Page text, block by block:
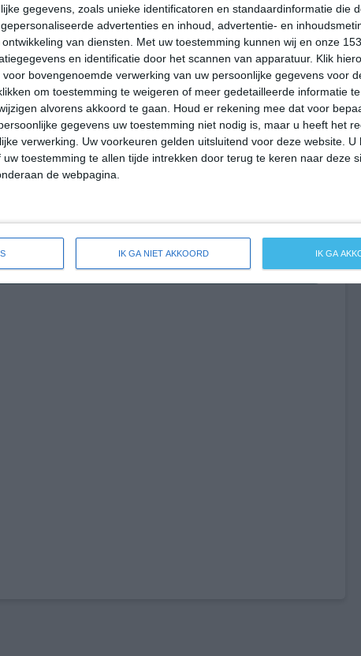
gegevens, zoals unieke identificatoren en standaardinformatie die
advertenties en inhoud, advertentie- en
van diensten.
Met uw toestemming kunnen wij en onze
en identificatie door het scannen van apparatuur. Klik
bovengenoemde verwerking van uw persoonlijke gegevens voor
om toestemming te weigeren of meer gedetailleerde informatie
alvorens akkoord te gaan.
Houd er rekening mee dat voor
gegevens uw toestemming niet nodig is, maar u heeft het
verwerking. Uw voorkeuren gelden uitsluitend voor deze website. U
toestemming te allen tijde intrekken door terug te keren naar deze
de webpagina.
IK GA NIET AKKOORD IK GA
04:00 07:00 10:00 13:00
04:00 07:00 10:00 13:00
1 Z 1 Z 1 N 1 NNO 2
weersverwachting voor Etropole